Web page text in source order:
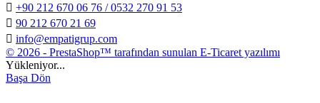
 +90 212 670 06 76 / 0532 270 91 53
 90 212 670 21 69
 info@empatigrup.com
© 2026 - PrestaShop™ tarafından sunulan E-Ticaret yazılımı
Yükleniyor...
Başa Dön